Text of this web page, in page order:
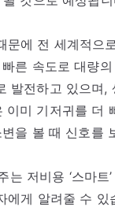
에 전 세계적으
른 속도로 대량
발전하고 있으며,
미 기저귀를 더
을 볼 때 신호를
저비용 ‘스마트
에게 알려줄 수 있